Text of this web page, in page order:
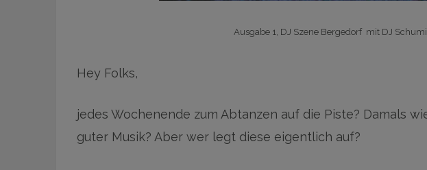
Ausgabe 1, DJ Szene Bergedorf mit DJ Schumi
Hey Folks,
jedes Wochenende zum Abtanzen auf die Piste? Damals
guter Musik? Aber wer legt diese eigentlich auf?